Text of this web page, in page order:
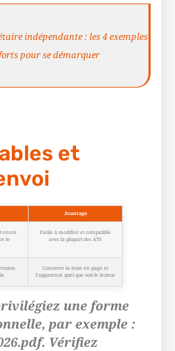
indépendante : les 4 exemples
pour se démarquer
et
Avantage
envoi
le
Facile à modifier et compatible
avec la plupart des ATS
Conserve la mise en page et
l’apparence quel que soit le lecteur
une forme
par exemple :
Vérifiez